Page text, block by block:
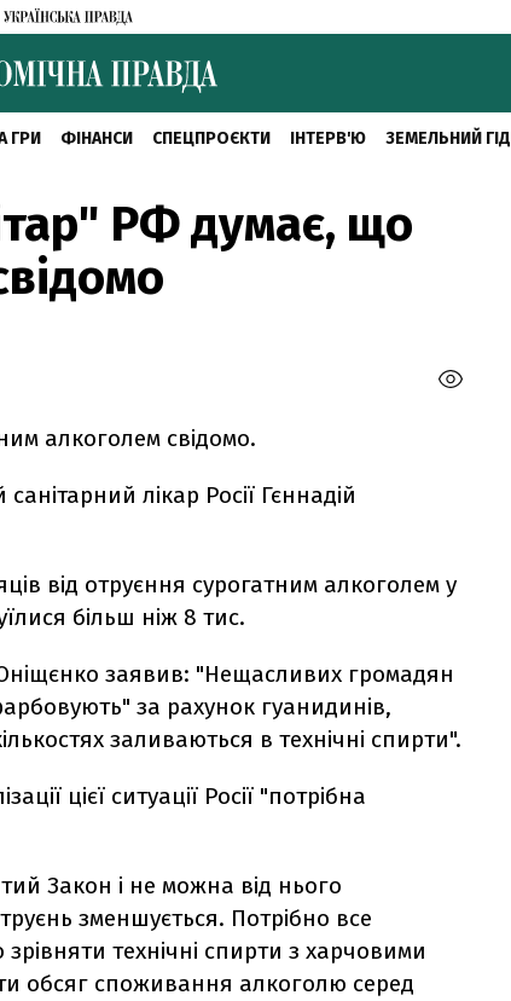
ГРИ ФІНАНСИ СПЕЦПРОЄКТИ ІНТЕРВ'Ю ЗЕМЕЛЬНИЙ ГІД
РФ думає, що
алкоголем свідомо.
лікар Росії Гєннадій
від отруєння сурогатним алкоголем у
більш ніж 8 тис.
заявив: "Нещасливих громадян
за рахунок гуанидинів,
заливаються в технічні спирти".
цієї ситуації Росії "потрібна
Закон і не можна від нього
зменшується. Потрібно все
технічні спирти з харчовими
обсяг споживання алкоголю серед